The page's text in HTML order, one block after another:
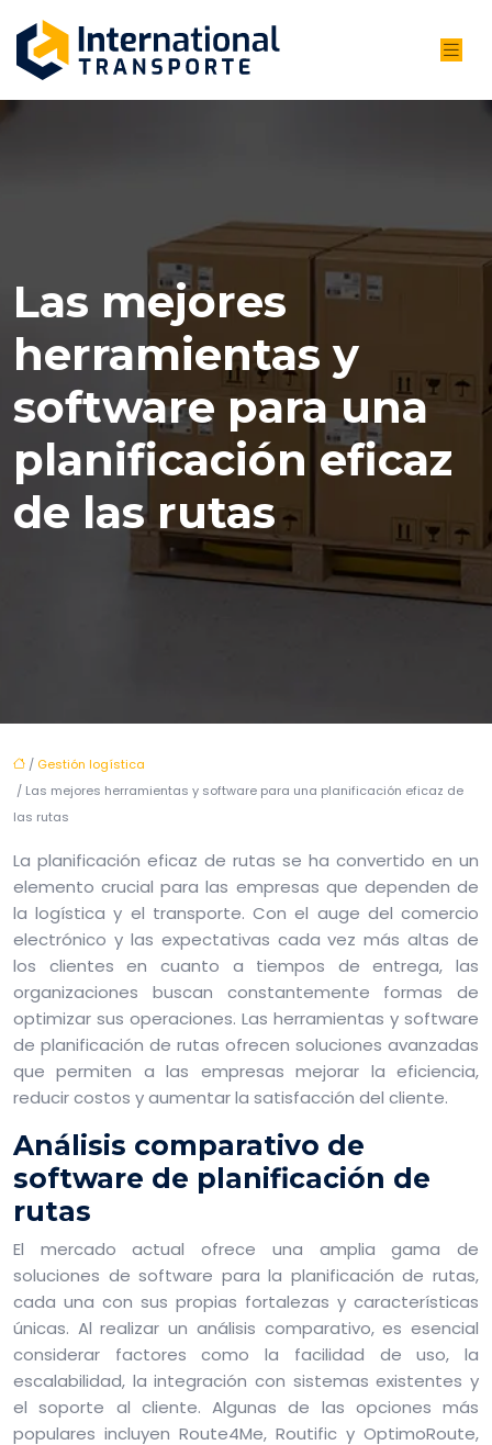
Las mejores
herramientas y
software para una
planificación eficaz
de las rutas
/ Gestión logística
/ Las mejores herramientas y software para una planificación eficaz de
las rutas
La planificación eficaz de rutas se ha convertido en un
elemento crucial para las empresas que dependen de
la logística y el transporte. Con el auge del comercio
electrónico y las expectativas cada vez más altas de
los clientes en cuanto a tiempos de entrega, las
organizaciones buscan constantemente formas de
optimizar sus operaciones. Las herramientas y software
de planificación de rutas ofrecen soluciones avanzadas
que permiten a las empresas mejorar la eficiencia,
reducir costos y aumentar la satisfacción del cliente.
Análisis comparativo de
software de planificación de
rutas
El mercado actual ofrece una amplia gama de
soluciones de software para la planificación de rutas,
cada una con sus propias fortalezas y características
únicas. Al realizar un análisis comparativo, es esencial
considerar factores como la facilidad de uso, la
escalabilidad, la integración con sistemas existentes y
el soporte al cliente. Algunas de las opciones más
populares incluyen Route4Me, Routific y OptimoRoute,